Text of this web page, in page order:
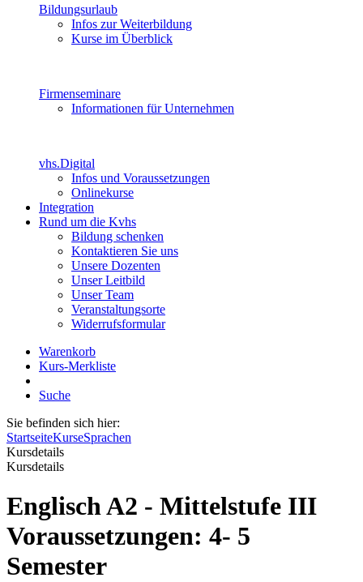
Bildungsurlaub
Infos zur Weiterbildung
Kurse im Überblick
Firmenseminare
Informationen für Unternehmen
vhs.Digital
Infos und Voraussetzungen
Onlinekurse
Integration
Rund um die Kvhs
Bildung schenken
Kontaktieren Sie uns
Unsere Dozenten
Unser Leitbild
Unser Team
Veranstaltungsorte
Widerrufsformular
Warenkorb
Kurs-Merkliste
Suche
Sie befinden sich hier:
StartseiteKurseSprachen
Kursdetails
Kursdetails
Englisch A2 - Mittelstufe III
Voraussetzungen: 4- 5
Semester